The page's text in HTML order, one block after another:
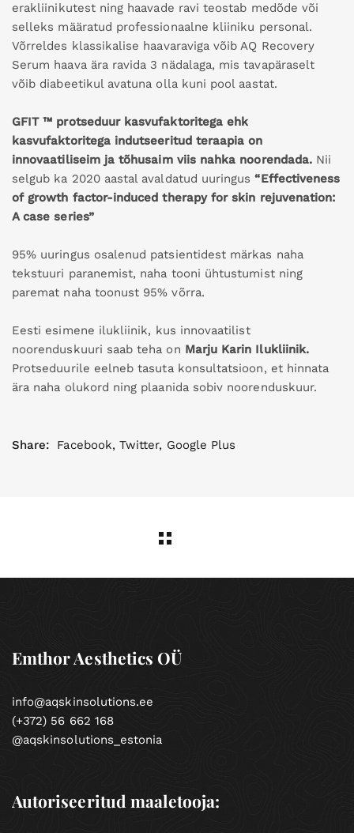
erakliinikutest ning haavade ravi teostab medõde või
selleks määratud professionaalne kliiniku personal.
Võrreldes klassikalise haavaraviga võib AQ Recovery
Serum haava ära ravida 3 nädalaga, mis tavapäraselt
võib diabeetikul avatuna olla kuni pool aastat.
GFIT ™ protseduur kasvufaktoritega ehk
kasvufaktoritega indutseeritud teraapia on
innovaatiliseim ja tõhusaim viis nahka noorendada. Nii
selgub ka 2020 aastal avaldatud uuringus“Effectiveness
of growth factor-induced therapy for skin rejuvenation:
A case series”
95% uuringus osalenud patsientidest märkas naha
tekstuuri paranemist, naha tooni ühtustumist ning
paremat naha toonust 95% võrra.
Eesti esimene ilukliinik, kus innovaatilist
noorenduskuuri saab teha on Marju Karin Ilukliinik.
Protseduurile eelneb tasuta konsultatsioon, et hinnata
ära naha olukord ning plaanida sobiv noorenduskuur.
Share: Facebook,Twitter, Google Plus
Emthor Aesthetics OÜ
info@aqskinsolutions.ee
(+372) 56 662 168
@aqskinsolutions_estonia
Autoriseeritud maaletooja: